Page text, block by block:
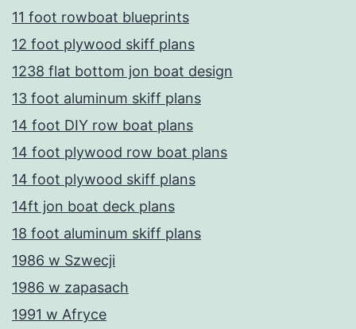
11 foot rowboat blueprints
12 foot plywood skiff plans
1238 flat bottom jon boat design
13 foot aluminum skiff plans
14 foot DIY row boat plans
14 foot plywood row boat plans
14 foot plywood skiff plans
14ft jon boat deck plans
18 foot aluminum skiff plans
1986 w Szwecji
1986 w zapasach
1991 w Afryce